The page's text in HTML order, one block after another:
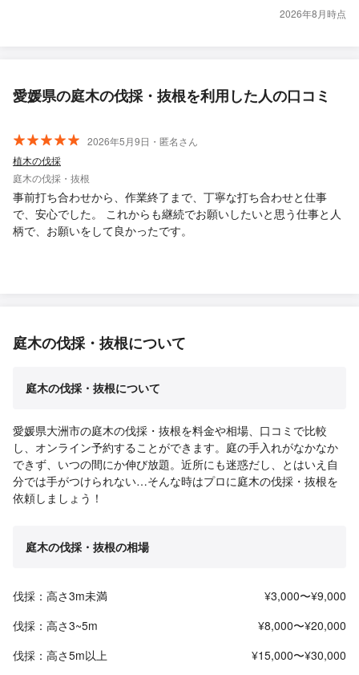
2026年8月時点
愛媛県の庭木の伐採・抜根を利用した人の口コミ
2026年5月9日・匿名さん
植木の伐採
庭木の伐採・抜根
事前打ち合わせから、作業終了まで、丁寧な打ち合わせと仕事
で、安心でした。 これからも継続でお願いしたいと思う仕事と人
柄で、お願いをして良かったです。
庭木の伐採・抜根について
庭木の伐採・抜根について
愛媛県大洲市の庭木の伐採・抜根を料金や相場、口コミで比較
し、オンライン予約することができます。庭の手入れがなかなか
できず、いつの間にか伸び放題。近所にも迷惑だし、とはいえ自
分では手がつけられない…そんな時はプロに庭木の伐採・抜根を
依頼しましょう！
庭木の伐採・抜根の相場
伐採：高さ3m未満
¥3,000〜¥9,000
伐採：高さ3~5m
¥8,000〜¥20,000
伐採：高さ5m以上
¥15,000〜¥30,000